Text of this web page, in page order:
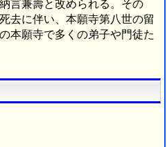
言兼壽と改められる。その
去に伴い、本願寺第八世の留
本願寺で多くの弟子や門徒た